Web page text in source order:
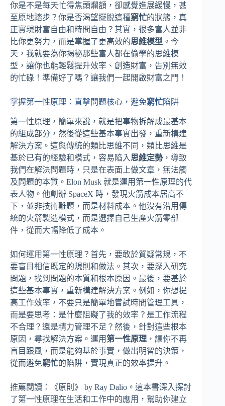
你是不是每天忙得焦頭爛額，卻感覺進展緩慢，甚
至原地踏步？你是否渴望擺脫這種窮忙的狀態，真
正實現財富自由和時間自由？其實，很多富人並非
比你更努力，而是掌握了更高效的思維模型 。今
天，我就要為你揭秘那些富人都在偷學的思維模
型，讓你也能輕鬆提升效率、創造財富，告別無效
的忙碌！準備好了嗎？讓我們一起開啟財富之門！
掌握第一性原理：直擊問題核心，避免窮忙陷阱
第一性原理，簡單來說，就是把事物拆解成最基本
的組成部分，然後從這些基本事實出發，重新構建
解決方案。這與傳統的類比思維不同，類比思維是
基於已有的經驗和模式，容易陷入 思維定勢，導致
我們在解決問題時，只是在表面上做文章，無法觸
及問題的本質。Elon Musk 就是運用第一性原理的代
表人物。他創辦 SpaceX 時，發現火箭成本居高不
下，並非技術難題，而是材料成本。他沒有沿用傳
統的火箭製造模式，而是選擇自己生產火箭零部
件，從而大幅降低了成本。
如何運用第一性原理？首先，要敢於質疑常規，不
要盲目相信既定的規則和做法。其次，要深入研究
問題，找到問題的本質和根本原因。最後，要基於
這些基本事實，重新構建解決方案。例如，你想提
高工作效率，不要只是簡單地嘗試時間管理工具，
而是要思考：是什麼阻礙了我的效率？是工作流程
不合理？還是精力管理不足？然後，針對這些根本
原因，尋找解決方案。運用第一性原理 ，讓你不再
盲目跟風，而是能夠基於事實，做出明智的決策，
從而避免窮忙的陷阱，實現真正的效率提升。
推薦閱讀：《原則》 by Ray Dalio。這本書深入探討
了第一性原理在生活和工作中的應用，幫助你建立